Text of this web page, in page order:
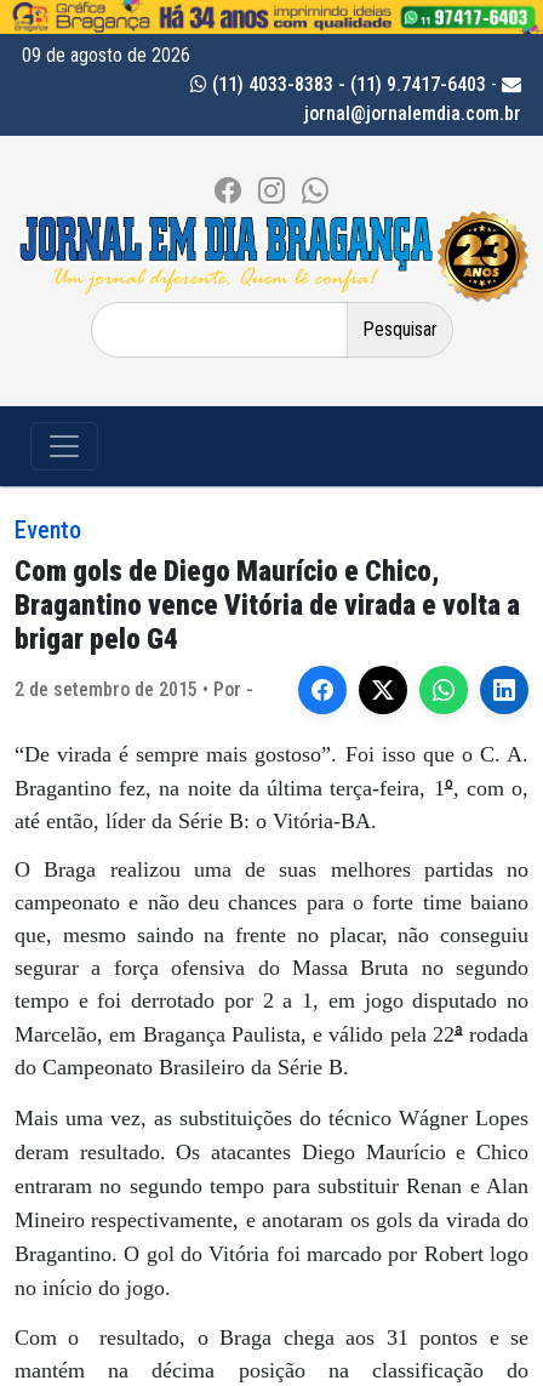
09 de agosto de 2026
(11) 4033-8383 - (11) 9.7417-6403 -
jornal@jornalemdia.com.br
Pesquisar
por:
Evento
Com gols de Diego Maurício e Chico,
Bragantino vence Vitória de virada e volta a
brigar pelo G4
2 de setembro de 2015 • Por -
“De virada é sempre mais gostoso”. Foi isso que o C. A.
Bragantino fez, na noite da última terça-feira, 1º, com o,
até então, líder da Série B: o Vitória-BA.
O Braga realizou uma de suas melhores partidas no
campeonato e não deu chances para o forte time baiano
que, mesmo saindo na frente no placar, não conseguiu
segurar a força ofensiva do Massa Bruta no segundo
tempo e foi derrotado por 2 a 1, em jogo disputado no
Marcelão, em Bragança Paulista, e válido pela 22ªrodada
do Campeonato Brasileiro da Série B.
Mais uma vez, as substituições do técnico Wágner Lopes
deram resultado. Os atacantes Diego Maurício e Chico
entraram no segundo tempo para substituir Renan e Alan
Mineiro respectivamente, e anotaram os gols da virada do
Bragantino. O gol do Vitória foi marcado por Robert logo
no início do jogo.
Com o
resultado, o Braga chega aos 31 pontos e se
mantém na décima posição na classificação do